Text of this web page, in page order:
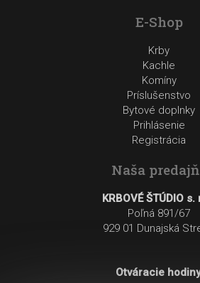
E-Shop
Krby
Kachle
Komíny
Príslušenstvo
Bytové doplnky
Prihlásenie
Registrácia
Naša
KRBOVÉ ŠTÚDIO s.
Poľná 891/67
929 01 Dunajská
Otváracie hodiny